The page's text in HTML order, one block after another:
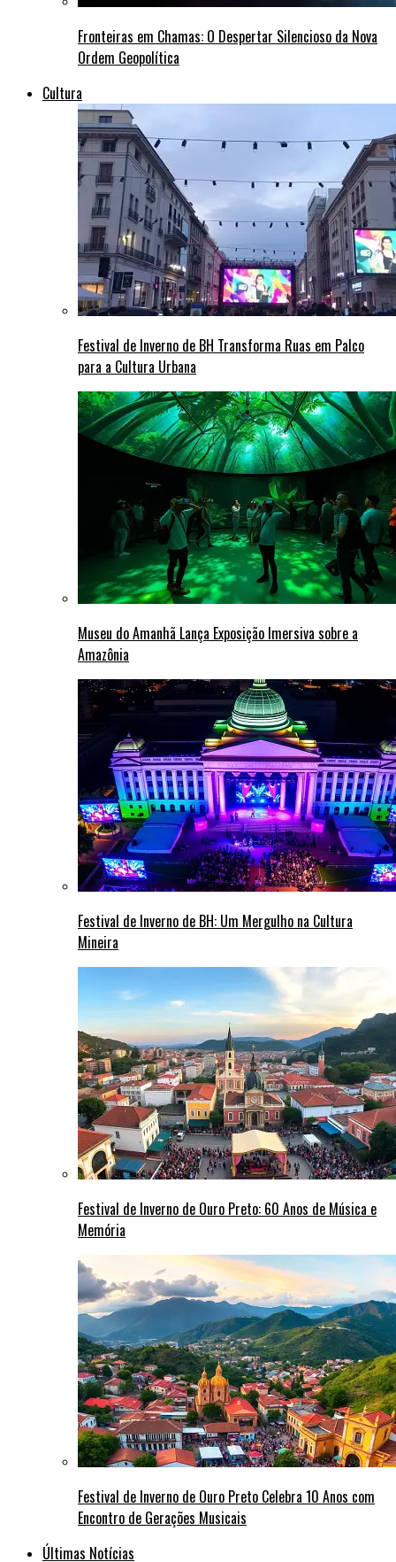
Fronteiras em Chamas: O Despertar Silencioso da Nova
Ordem Geopolítica
Cultura
Festival de Inverno de BH Transforma Ruas em Palco
para a Cultura Urbana
Museu do Amanhã Lança Exposição Imersiva sobre a
Amazônia
Festival de Inverno de BH: Um Mergulho na Cultura
Mineira
Festival de Inverno de Ouro Preto: 60 Anos de Música e
Memória
Festival de Inverno de Ouro Preto Celebra 10 Anos com
Encontro de Gerações Musicais
Últimas Notícias